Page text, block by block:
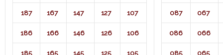
187 167 147 127 107
186 166 146 126 106
185 165 145 125 105
087 067
086 066
085 065